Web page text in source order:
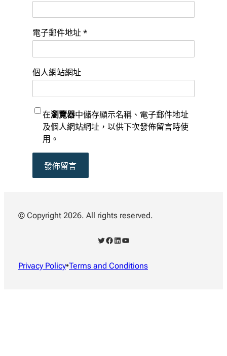
電子郵件地址 *
個人網站網址
在瀏覽器中儲存顯示名稱、電子郵件地址
及個人網站網址，以供下次發佈留言時使
用。
© Copyright 2026. All rights reserved.
X Facebook LinkedIn YouTube
Privacy Policy•Terms and Conditions